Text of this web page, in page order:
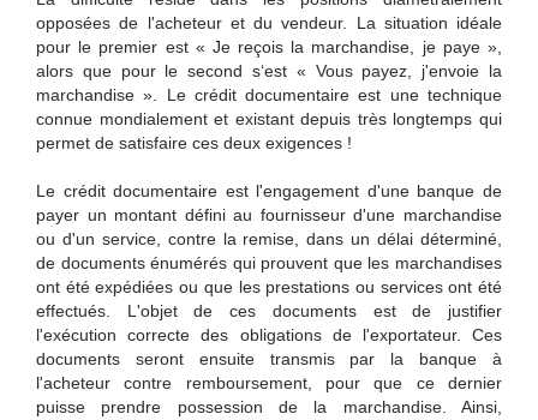
opposées de l'acheteur et du vendeur. La situation idéale
pour le premier est « Je reçois la marchandise, je paye »,
alors que pour le second s‘est « Vous payez, j'envoie la
marchandise ». Le crédit documentaire est une technique
connue mondialement et existant depuis très longtemps qui
permet de satisfaire ces deux exigences !
Le crédit documentaire est l'engagement d'une banque de
payer un montant défini au fournisseur d'une marchandise
ou d'un service, contre la remise, dans un délai déterminé,
de documents énumérés qui prouvent que les marchandises
ont été expédiées ou que les prestations ou services ont été
effectués. L'objet de ces documents est de justifier
l'exécution correcte des obligations de l'exportateur. Ces
documents seront ensuite transmis par la banque à
l'acheteur contre remboursement, pour que ce dernier
puisse prendre possession de la marchandise. Ainsi,